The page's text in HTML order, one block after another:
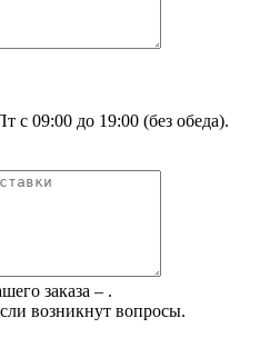
с 09:00 до 19:00 (без обеда).
заказа – .
возникнут вопросы.